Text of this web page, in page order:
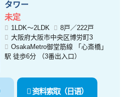
タワー
未定
1LDK～2LDK
8戸／222戸
大阪府大阪市中央区博労町3
OsakaMetro御堂筋線 「心斎橋」
駅 徒歩6分 （3番出入口）
资料索取（日语）